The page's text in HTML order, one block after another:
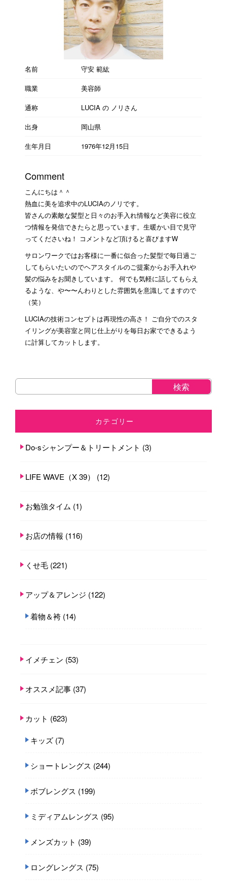
名前
守安 範紘
職業
美容師
通称
LUCIA の ノリさん
出身
岡山県
生年月日
1976年12月15日
Comment
こんにちは＾＾
熱血に美を追求中のLUCIAのノリです。
皆さんの素敵な髪型と日々のお手入れ情報など美容に役立
つ情報を発信できたらと思っています。生暖かい目で見守
ってくださいね！ コメントなど頂けると喜びますW
サロンワークではお客様に一番に似合った髪型で毎日過ご
してもらいたいのでヘアスタイルのご提案からお手入れや
髪の悩みをお聞きしています。 何でも気軽に話してもらえ
るような、や〜〜んわりとした雰囲気を意識してますので
（笑）
LUCIAの技術コンセプトは再現性の高さ！ ご自分でのスタ
イリングが美容室と同じ仕上がりを毎日お家でできるよう
に計算してカットします。
カテゴリー
Do-sシャンプー＆トリートメント (3)
LIFE WAVE（X 39） (12)
お勉強タイム (1)
お店の情報 (116)
くせ毛 (221)
アップ＆アレンジ (122)
着物＆袴 (14)
イメチェン (53)
オススメ記事 (37)
カット (623)
キッズ (7)
ショートレングス (244)
ボブレングス (199)
ミディアムレングス (95)
メンズカット (39)
ロングレングス (75)